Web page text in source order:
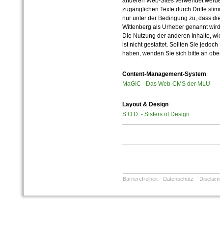
zugänglichen Texte durch Dritte
nur unter der Bedingung zu, dass
Wittenberg als Urheber genannt
Die Nutzung der anderen Inhalte,
ist nicht gestattet. Sollten Sie
haben, wenden Sie sich bitte an
Content-Management-System
MaGIC - Das Web-CMS der MLU
Layout & Design
S.O.D. - Sisters of Design
Barrierefreiheit Datenschutz